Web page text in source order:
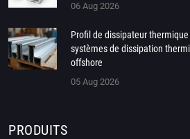
06 Aug 2026
Profil de dissipateur
systèmes de dissipation
offshore
05 Aug 2026
PRODUITS